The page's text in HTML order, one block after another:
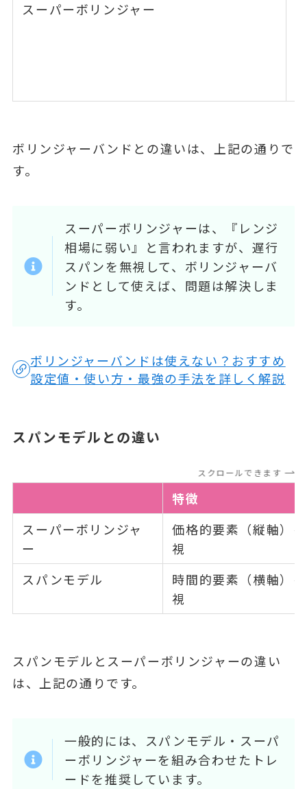
スーパーボリンジャー
ボリンジャーバンドとの違いは、上記の通りで
す。
スーパーボリンジャーは、『レンジ
相場に弱い』と言われますが、遅行
スパンを無視して、ボリンジャーバ
ンドとして使えば、問題は解決しま
す。
ボリンジャーバンドは使えない？おすすめ
設定値・使い方・最強の手法を詳しく解説
スパンモデルとの違い
スクロールできます
特徴
スーパーボリンジャ
ー
価格的要素（縦軸）
視
スパンモデル
時間的要素（横軸）
視
スパンモデルとスーパーボリンジャーの違い
は、上記の通りです。
一般的には、スパンモデル・スーパ
ーボリンジャーを組み合わせたトレ
ードを推奨しています。